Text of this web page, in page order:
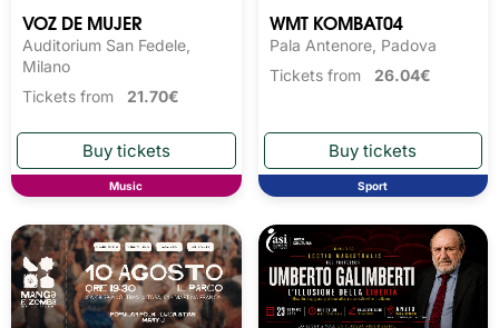
VOZ DE MUJER
Auditorium San Fedele,
Milano
Tickets from 21.70€
Music
WMT KOMBAT04
Pala Antenore, Padova
Tickets from 26.04€
Sport